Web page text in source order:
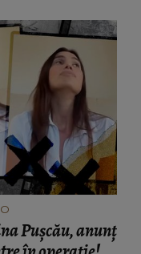
Pușcău, anunț